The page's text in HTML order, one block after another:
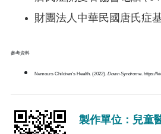
財團法人中華民國唐氏症
參考資料
Nemours Children's Health. (2022). Down Syndrome. https://
製作單位：兒